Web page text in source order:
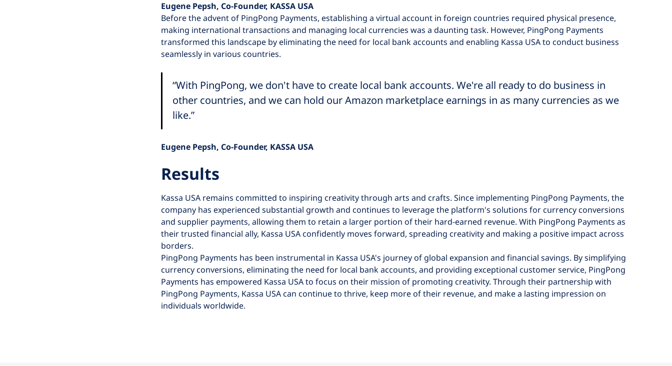
Eugene Pepsh, Co-Founder, KASSA USA
Before the advent of PingPong Payments, establishing a virtual account in foreign countries required physical presence,
making international transactions and managing local currencies was a daunting task. However, PingPong Payments
transformed this landscape by eliminating the need for local bank accounts and enabling Kassa USA to conduct business
seamlessly in various countries.
“With PingPong, we don't have to create local bank accounts. We're all ready to do business in
other countries, and we can hold our Amazon marketplace earnings in as many currencies as we
like.”
Eugene Pepsh, Co-Founder, KASSA USA
Results
Kassa USA remains committed to inspiring creativity through arts and crafts. Since implementing PingPong Payments, the
company has experienced substantial growth and continues to leverage the platform's solutions for currency conversions
and supplier payments, allowing them to retain a larger portion of their hard-earned revenue. With PingPong Payments as
their trusted financial ally, Kassa USA confidently moves forward, spreading creativity and making a positive impact across
borders.
PingPong Payments has been instrumental in Kassa USA's journey of global expansion and financial savings. By simplifying
currency conversions, eliminating the need for local bank accounts, and providing exceptional customer service, PingPong
Payments has empowered Kassa USA to focus on their mission of promoting creativity. Through their partnership with
PingPong Payments, Kassa USA can continue to thrive, keep more of their revenue, and make a lasting impression on
individuals worldwide.